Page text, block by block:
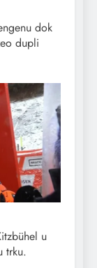
dok
dupli
u
trku.